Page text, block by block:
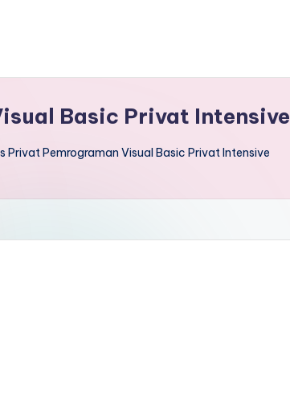
Basic Privat Intensive
Privat Pemrograman Visual Basic Privat Intensive